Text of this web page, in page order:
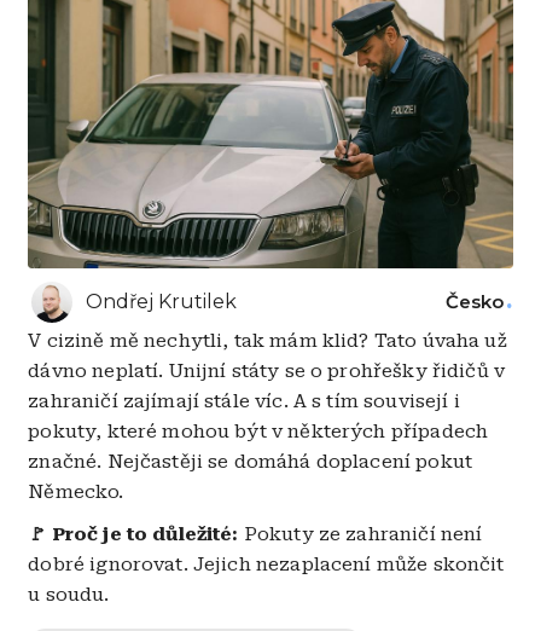
Ondřej Krutilek Česko
V cizině mě nechytli, tak mám klid? Tato úvaha už
dávno neplatí. Unijní státy se o prohřešky řidičů v
zahraničí zajímají stále víc. A s tím souvisejí i
pokuty, které mohou být v některých případech
značné. Nejčastěji se domáhá doplacení pokut
Německo.
🚩 Proč je to důležité: Pokuty ze zahraničí není
dobré ignorovat. Jejich nezaplacení může skončit
u soudu.